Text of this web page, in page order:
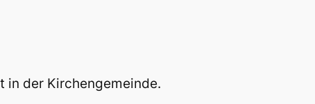
in der Kirchengemeinde.